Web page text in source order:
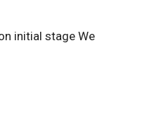
initial stage We